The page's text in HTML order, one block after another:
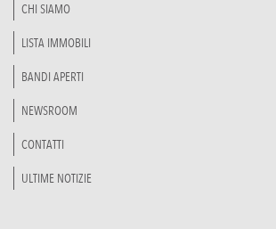
CHI SIAMO
LISTA IMMOBILI
BANDI APERTI
NEWSROOM
CONTATTI
ULTIME NOTIZIE